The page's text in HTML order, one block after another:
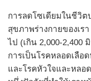
การลดโซเดียมในชีวิต
สุขภาพร่างกายของเร
ไป (เกิน 2,000-2,400
การเป็นโรคหลอดเลือ
และโรคหัวใจและหลอ